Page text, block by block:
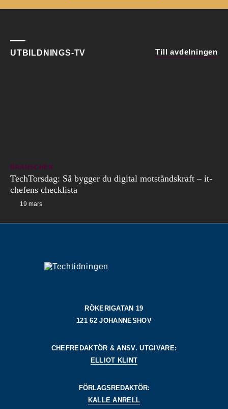
UTBILDNINGS-TV Till avdelningen
BRANSCHEN
TechTorsdag: Så bygger du digital motståndskraft – it-
chefens checklista
19 mars
RÖKERIGATAN 19
121 62 JOHANNESHOV
CHEFREDAKTÖR & ANSV. UTGIVARE:
ELLIOT KLINT
FÖRLAGSREDAKTÖR:
KALLE ANRELL